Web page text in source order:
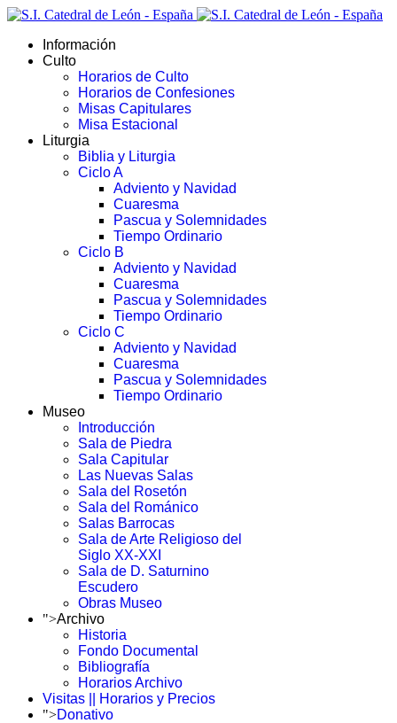
Información
Culto
Horarios de Culto
Horarios de Confesiones
Misas Capitulares
Misa Estacional
Liturgia
Biblia y Liturgia
Ciclo A
Adviento y Navidad
Cuaresma
Pascua y Solemnidades
Tiempo Ordinario
Ciclo B
Adviento y Navidad
Cuaresma
Pascua y Solemnidades
Tiempo Ordinario
Ciclo C
Adviento y Navidad
Cuaresma
Pascua y Solemnidades
Tiempo Ordinario
Museo
Introducción
Sala de Piedra
Sala Capitular
Las Nuevas Salas
Sala del Rosetón
Sala del Románico
Salas Barrocas
Sala de Arte Religioso del
Siglo XX-XXI
Sala de D. Saturnino
Escudero
Obras Museo
">Archivo
Historia
Fondo Documental
Bibliografía
Horarios Archivo
Visitas || Horarios y Precios
">Donativo